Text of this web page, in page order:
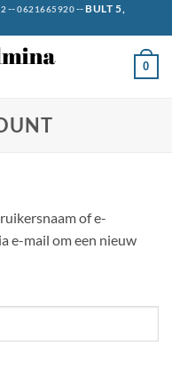
--0621665920--BULT 5,
0
of e-
e-mail om een nieuw